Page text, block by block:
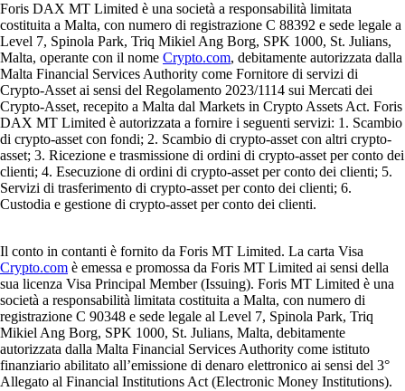
Foris DAX MT Limited è una società a responsabilità limitata
costituita a Malta, con numero di registrazione C 88392 e sede legale a
Level 7, Spinola Park, Triq Mikiel Ang Borg, SPK 1000, St. Julians,
Malta, operante con il nome Crypto.com, debitamente autorizzata dalla
Malta Financial Services Authority come Fornitore di servizi di
Crypto-Asset ai sensi del Regolamento 2023/1114 sui Mercati dei
Crypto-Asset, recepito a Malta dal Markets in Crypto Assets Act. Foris
DAX MT Limited è autorizzata a fornire i seguenti servizi: 1. Scambio
di crypto-asset con fondi; 2. Scambio di crypto-asset con altri crypto-
asset; 3. Ricezione e trasmissione di ordini di crypto-asset per conto dei
clienti; 4. Esecuzione di ordini di crypto-asset per conto dei clienti; 5.
Servizi di trasferimento di crypto-asset per conto dei clienti; 6.
Custodia e gestione di crypto-asset per conto dei clienti.
Il conto in contanti è fornito da Foris MT Limited. La carta Visa
Crypto.com è emessa e promossa da Foris MT Limited ai sensi della
sua licenza Visa Principal Member (Issuing). Foris MT Limited è una
società a responsabilità limitata costituita a Malta, con numero di
registrazione C 90348 e sede legale al Level 7, Spinola Park, Triq
Mikiel Ang Borg, SPK 1000, St. Julians, Malta, debitamente
autorizzata dalla Malta Financial Services Authority come istituto
finanziario abilitato all’emissione di denaro elettronico ai sensi del 3°
Allegato al Financial Institutions Act (Electronic Money Institutions).